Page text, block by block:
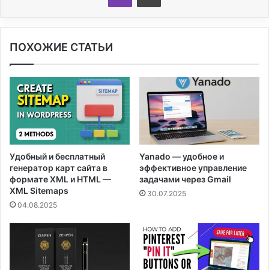
ПОХОЖИЕ СТАТЬИ
Удобный и бесплатный
генератор карт сайта в
формате XML и HTML —
XML Sitemaps
04.08.2025
Yanado — удобное и
эффективное управление
задачами через Gmail
30.07.2025